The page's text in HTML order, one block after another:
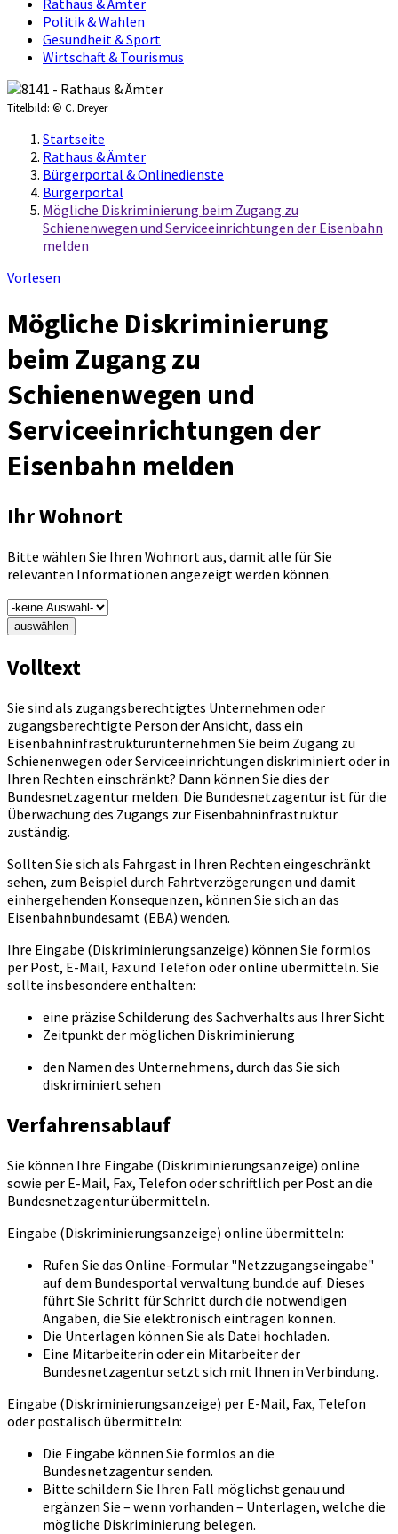
Rathaus & Ämter
Politik & Wahlen
Gesundheit & Sport
Wirtschaft & Tourismus
Titelbild: © C. Dreyer
Startseite
Rathaus & Ämter
Bürgerportal & Onlinedienste
Bürgerportal
Mögliche Diskriminierung beim Zugang zu
Schienenwegen und Serviceeinrichtungen der Eisenbahn
melden
Vorlesen
Mögliche Diskriminierung
beim Zugang zu
Schienenwegen und
Serviceeinrichtungen der
Eisenbahn melden
Ihr Wohnort
Bitte wählen Sie Ihren Wohnort aus, damit alle für Sie
relevanten Informationen angezeigt werden können.
auswählen
Volltext
Sie sind als zugangsberechtigtes Unternehmen oder
zugangsberechtigte Person der Ansicht, dass ein
Eisenbahninfrastrukturunternehmen Sie beim Zugang zu
Schienenwegen oder Serviceeinrichtungen diskriminiert oder in
Ihren Rechten einschränkt? Dann können Sie dies der
Bundesnetzagentur melden. Die Bundesnetzagentur ist für die
Überwachung des Zugangs zur Eisenbahninfrastruktur
zuständig.
Sollten Sie sich als Fahrgast in Ihren Rechten eingeschränkt
sehen, zum Beispiel durch Fahrtverzögerungen und damit
einhergehenden Konsequenzen, können Sie sich an das
Eisenbahnbundesamt (EBA) wenden.
Ihre Eingabe (Diskriminierungsanzeige) können Sie formlos
per Post, E-Mail, Fax und Telefon oder online übermitteln. Sie
sollte insbesondere enthalten:
eine präzise Schilderung des Sachverhalts aus Ihrer Sicht
Zeitpunkt der möglichen Diskriminierung
den Namen des Unternehmens, durch das Sie sich
diskriminiert sehen
Verfahrensablauf
Sie können Ihre Eingabe (Diskriminierungsanzeige) online
sowie per E-Mail, Fax, Telefon oder schriftlich per Post an die
Bundesnetzagentur übermitteln.
Eingabe (Diskriminierungsanzeige) online übermitteln:
Rufen Sie das Online-Formular "Netzzugangseingabe"
auf dem Bundesportal verwaltung.bund.de auf. Dieses
führt Sie Schritt für Schritt durch die notwendigen
Angaben, die Sie elektronisch eintragen können.
Die Unterlagen können Sie als Datei hochladen.
Eine Mitarbeiterin oder ein Mitarbeiter der
Bundesnetzagentur setzt sich mit Ihnen in Verbindung.
Eingabe (Diskriminierungsanzeige) per E-Mail, Fax, Telefon
oder postalisch übermitteln:
Die Eingabe können Sie formlos an die
Bundesnetzagentur senden.
Bitte schildern Sie Ihren Fall möglichst genau und
ergänzen Sie – wenn vorhanden – Unterlagen, welche die
mögliche Diskriminierung belegen.